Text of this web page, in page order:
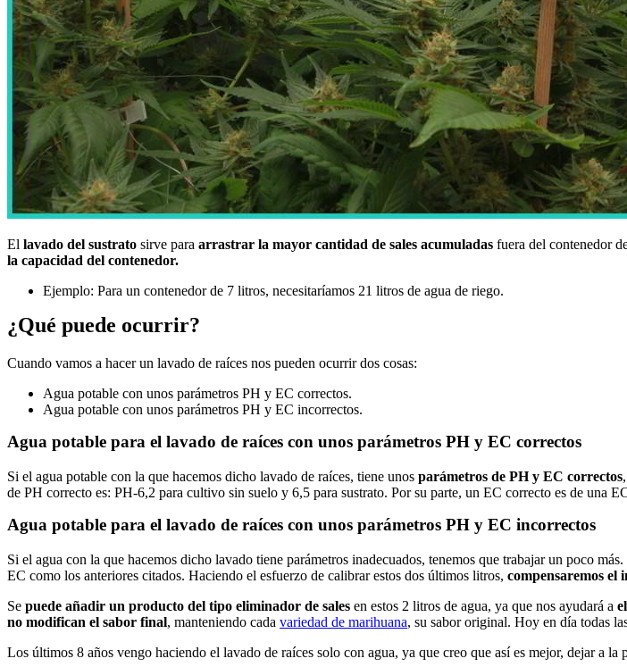
El lavado del sustrato sirve para arrastrar la mayor cantidad de sales acumuladas fuera del contenedor
la capacidad del contenedor.
Ejemplo: Para un contenedor de 7 litros, necesitaríamos 21 litros de agua de riego.
¿Qué puede ocurrir?
Cuando vamos a hacer un lavado de raíces nos pueden ocurrir dos cosas:
Agua potable con unos parámetros PH y EC correctos.
Agua potable con unos parámetros PH y EC incorrectos.
Agua potable para el lavado de raíces con unos parámetros PH y EC correctos
Si el agua potable con la que hacemos dicho lavado de raíces, tiene unos parámetros de PH y EC correctos
de PH correcto es: PH-6,2 para cultivo sin suelo y 6,5 para sustrato. Por su parte, un EC correcto es de una
Agua potable para el lavado de raíces con unos parámetros PH y EC incorrectos
Si el agua con la que hacemos dicho lavado tiene parámetros inadecuados, tenemos que trabajar un poco más.
EC como los anteriores citados. Haciendo el esfuerzo de calibrar estos dos últimos litros, compensaremos el
Se puede añadir un producto del tipo eliminador de sales en estos 2 litros de agua, ya que nos ayudará a
no modifican el sabor final, manteniendo cada variedad de marihuana, su sabor original. Hoy en día todas
Los últimos 8 años vengo haciendo el lavado de raíces solo con agua, ya que creo que así es mejor, dejar a